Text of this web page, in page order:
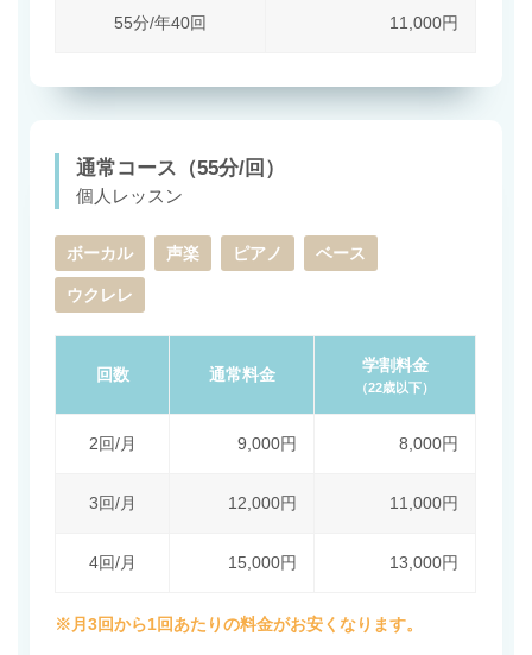
55分/年40回 11,000円
通常コース（55分/回）
個人レッスン
ボーカル 声楽 ピアノ ベース
ウクレレ
回数 通常料金 学割料金
（22歳以下）
2回/月 9,000円 8,000円
3回/月 12,000円 11,000円
4回/月 15,000円 13,000円
※月3回から1回あたりの料金がお安くなります。